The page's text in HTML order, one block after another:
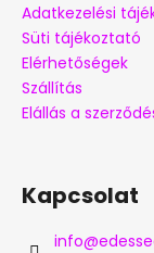
Adatkezelési
Süti tájékoztató
Elérhetőségek
Szállítás
Elállás a
Kapcsolat
info@